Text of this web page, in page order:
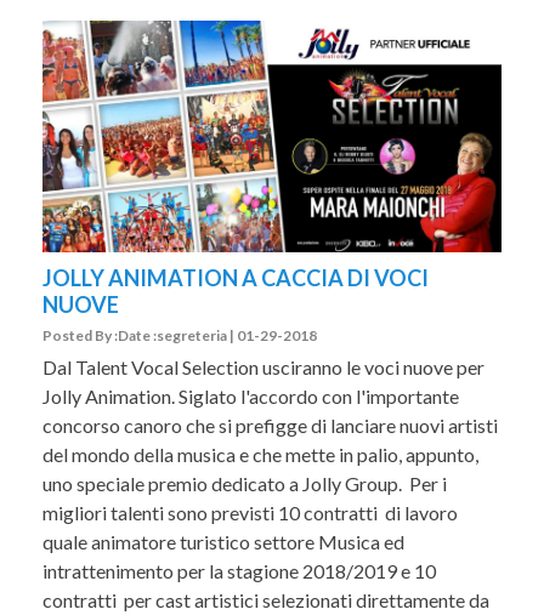
JOLLY ANIMATION A CACCIA DI VOCI
NUOVE
Posted By :Date :segreteria | 01-29-2018
Dal Talent Vocal Selection usciranno le voci nuove per
Jolly Animation. Siglato l'accordo con l'importante
concorso canoro che si prefigge di lanciare nuovi artisti
del mondo della musica e che mette in palio, appunto,
uno speciale premio dedicato a Jolly Group. Per i
migliori talenti sono previsti 10 contratti di lavoro
quale animatore turistico settore Musica ed
intrattenimento per la stagione 2018/2019 e 10
contratti per cast artistici selezionati direttamente da